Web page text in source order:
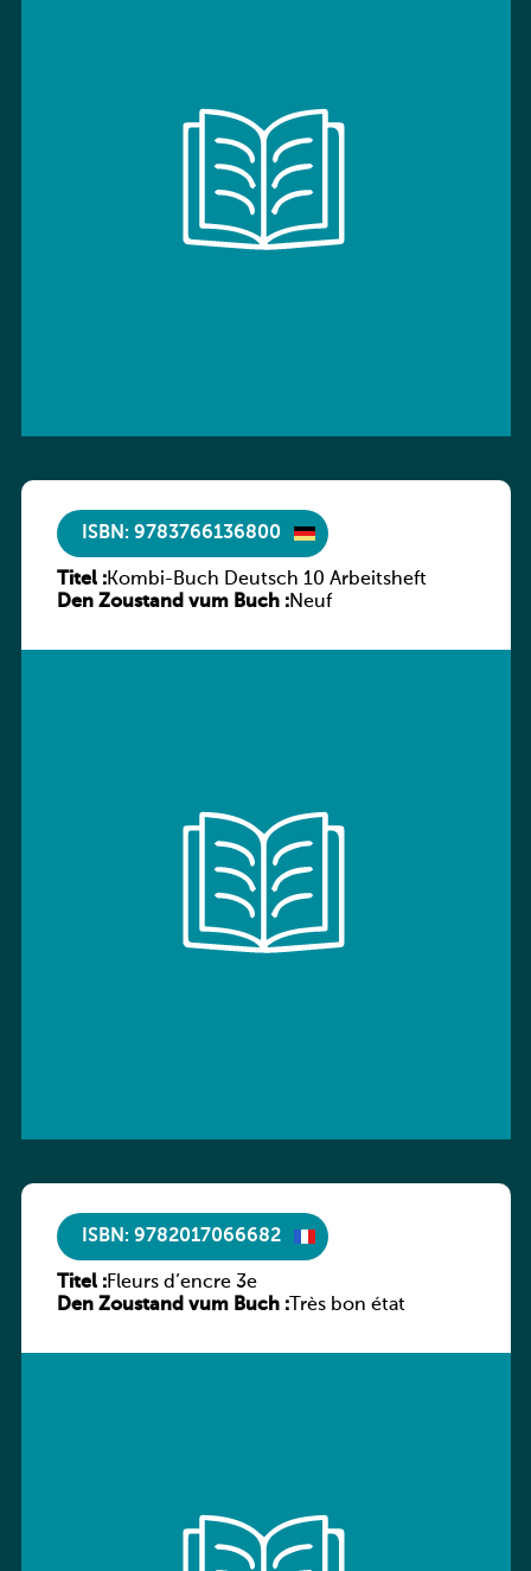
ISBN: 9783766136800
Titel :Kombi-Buch Deutsch 10 Arbeitsheft
Den Zoustand vum Buch :Neuf
ISBN: 9782017066682
Titel :Fleurs d’encre 3e
Den Zoustand vum Buch :Très bon état